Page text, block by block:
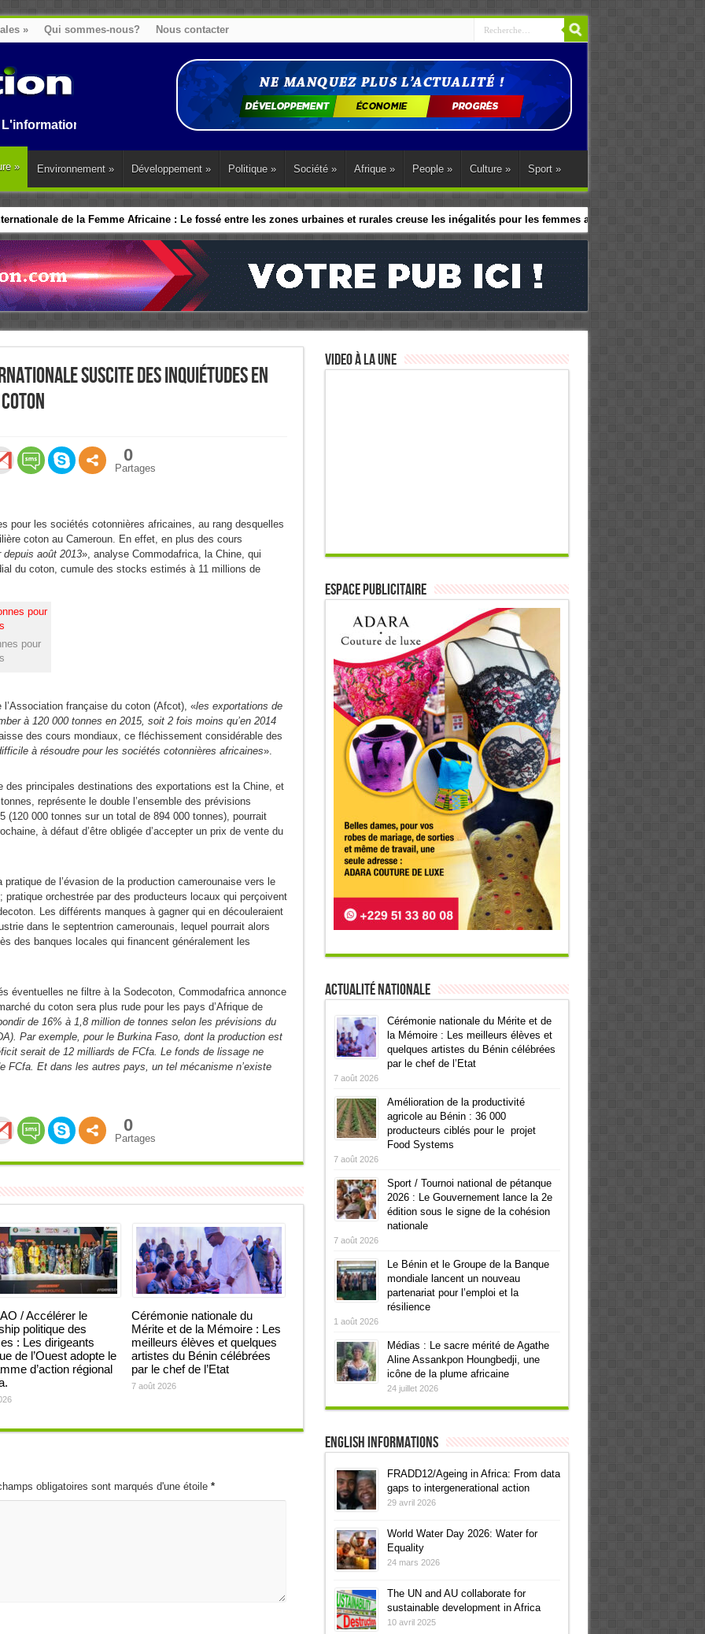
» Qui sommes-nous? Nous contacter
au Benin, en Afrique et dans le monde.
» Environnement » Développement » Politique » Société » Afrique » People » Culture » Sport »
de la Femme Africaine : Le fossé entre les zones urbaines et rurales creuse les inégalités pour les femmes africaines
suscite des inquiétudes en
0
Partages
pour les sociétés cotonnières africaines, au rang desquelles
coton au Cameroun. En effet, en plus des cours
août 2013», analyse Commodafrica, la Chine, qui
du coton, cumule des stocks estimés à 11 millions de
pour
française du coton (Afcot), «les exportations de
à 120 000 tonnes en 2015, soit 2 fois moins qu’en 2014
des cours mondiaux, ce fléchissement considérable des
à résoudre pour les sociétés cotonnières africaines».
des principales destinations des exportations est la Chine, et
représente le double l’ensemble des prévisions
(120 000 tonnes sur un total de 894 000 tonnes), pourrait
à défaut d’être obligée d’accepter un prix de vente du
de l’évasion de la production camerounaise vers le
pratique orchestrée par des producteurs locaux qui perçoivent
Les différents manques à gagner qui en découleraient
dans le septentrion camerounais, lequel pourrait alors
des banques locales qui financent généralement les
éventuelles ne filtre à la Sodecoton, Commodafrica annonce
du coton sera plus rude pour les pays d’Afrique de
de 16% à 1,8 million de tonnes selon les prévisions du
Par exemple, pour le Burkina Faso, dont la production est
serait de 12 milliards de FCfa. Le fonds de lissage ne
FCfa. Et dans les autres pays, un tel mécanisme n’existe
0
Partages
/ Accélérer le
politique des
: Les dirigeants
de l’Ouest adopte le
d’action régional
Cérémonie nationale du
Mérite et de la Mémoire : Les
meilleurs élèves et quelques
artistes du Bénin célébrées
par le chef de l’Etat
7 août 2026
obligatoires sont marqués d'une étoile *
Video à la Une
ESPACE PUBLICITAIRE
Actualité Nationale
Cérémonie nationale du Mérite et de
la Mémoire : Les meilleurs élèves et
quelques artistes du Bénin célébrées
par le chef de l’Etat
7 août 2026
Amélioration de la productivité
agricole au Bénin : 36 000
producteurs ciblés pour le projet
Food Systems
7 août 2026
Sport / Tournoi national de pétanque
2026 : Le Gouvernement lance la 2e
édition sous le signe de la cohésion
nationale
7 août 2026
Le Bénin et le Groupe de la Banque
mondiale lancent un nouveau
partenariat pour l’emploi et la
résilience
1 août 2026
Médias : Le sacre mérité de Agathe
Aline Assankpon Houngbedji, une
icône de la plume africaine
24 juillet 2026
English informations
FRADD12/Ageing in Africa: From data
gaps to intergenerational action
29 avril 2026
World Water Day 2026: Water for
Equality
24 mars 2026
The UN and AU collaborate for
sustainable development in Africa
10 avril 2025